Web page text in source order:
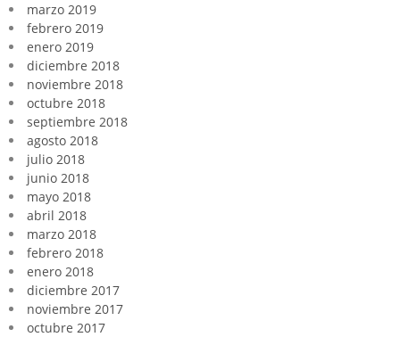
marzo 2019
febrero 2019
enero 2019
diciembre 2018
noviembre 2018
octubre 2018
septiembre 2018
agosto 2018
julio 2018
junio 2018
mayo 2018
abril 2018
marzo 2018
febrero 2018
enero 2018
diciembre 2017
noviembre 2017
octubre 2017